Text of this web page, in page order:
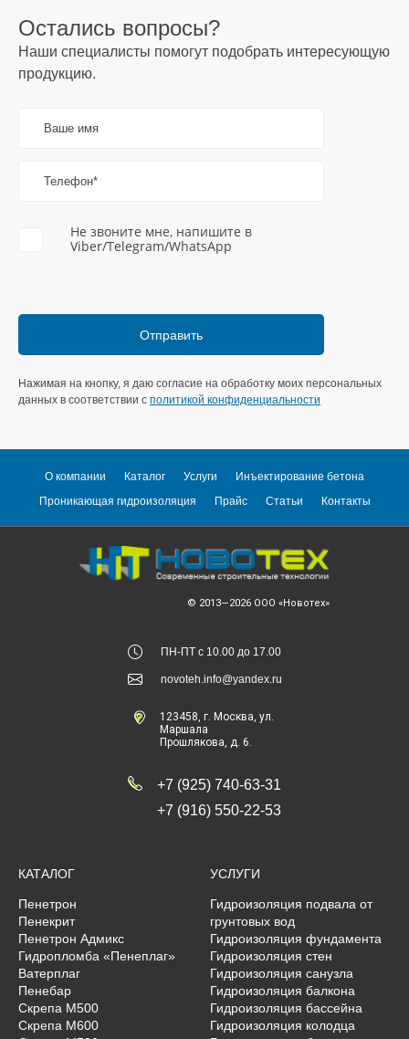
Остались вопросы?
Наши специалисты помогут подобрать интересующую
продукцию.
Ваше имя
Телефон*
Не звоните мне, напишите в
Viber/Telegram/WhatsApp
Нажимая на кнопку, я даю согласие на обработку моих персональных
данных в соответствии с политикой конфиденциальности
О компании Каталог Услуги
Инъектирование бетона
Проникающая гидроизоляция
Прайс Статьи Контакты
© 2013—2026 ООО «Новотех»
ПН-ПТ с 10.00 до 17.00
novoteh.info@yandex.ru
123458, г. Москва, ул.
Маршала
Прошлякова, д. 6.
+7 (925) 740-63-31
+7 (916) 550-22-53
КАТАЛОГ
Пенетрон
Пенекрит
Пенетрон Адмикс
Гидропломба «Пенеплаг»
Ватерплаг
Пенебар
Скрепа М500
Скрепа М600
УСЛУГИ
Гидроизоляция подвала от
грунтовых вод
Гидроизоляция фундамента
Гидроизоляция стен
Гидроизоляция санузла
Гидроизоляция балкона
Гидроизоляция бассейна
Гидроизоляция колодца